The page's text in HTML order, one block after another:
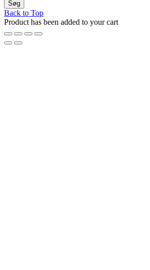
Back to Top
Product has been added to your cart